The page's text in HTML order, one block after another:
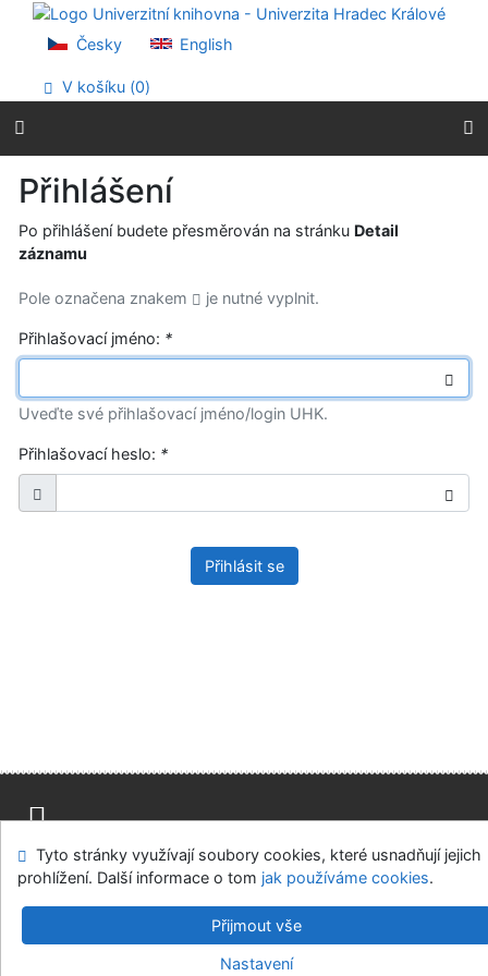
Přejít na obsah
Přejít na menu
Prohlášení o webové přístupnosti
Česky English
V košíku (0)
Přihlášení
Po přihlášení budete přesměrován na stránku Detail
záznamu
Pole označena znakem je nutné vyplnit.
Přihlašovací jméno: *
Uveďte své přihlašovací jméno/login UHK.
Přihlašovací heslo: *
Přihlásit se
Mapa stránek Přístupnost
Soukromí
Modul OpenSearch
Napište nám Nastavení cookies
Univerzitní knihovna - Univerzita Hradec Králové
v.4.8.63a-Cosmotron Bohemia, s.r.o.
Tyto stránky využívají soubory cookies, které usnadňují jejich
prohlížení. Další informace o tom jak používáme cookies.
Přijmout vše
Nastavení